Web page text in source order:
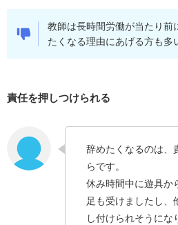
教師は長時間労働が当たり前
たくなる理由にあげる方も多
責任を押しつけられる
辞めたくなるのは、
らです。
休み時間中に遊具か
足も受けましたし、
し付けられそうにな